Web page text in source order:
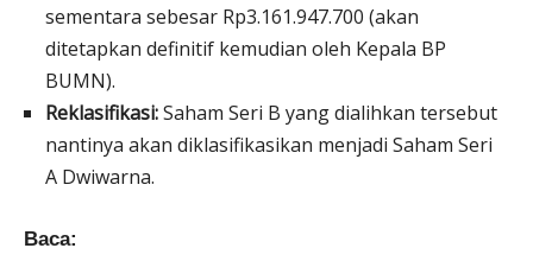
sementara sebesar Rp3.161.947.700 (akan
ditetapkan definitif kemudian oleh Kepala BP
BUMN).
Reklasifikasi:Saham Seri B yang dialihkan tersebut
nantinya akan diklasifikasikan menjadi Saham Seri
A Dwiwarna.
Baca: